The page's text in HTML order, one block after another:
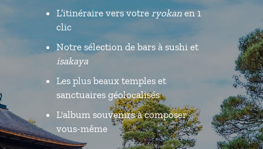
L’itinéraire vers votre ryokanen 1
clic
Notre sélection de bars à sushi et
isakaya
Les plus beaux temples et
sanctuaires géolocalisés
L'album souvenirs à composer
vous-même